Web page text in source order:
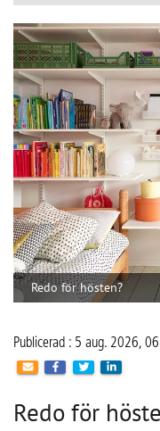
Redo för hösten?
Publicerad : 5 aug. 2026,
Redo för
Så skapar du ett
När sommaren går
hem. Badkläder och